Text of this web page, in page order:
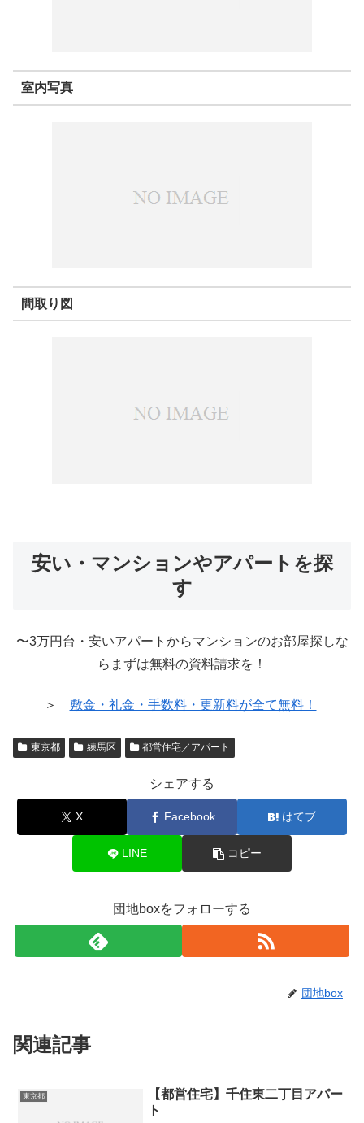
室内写真
間取り図
安い・マンションやアパートを探
す
〜3万円台・安いアパートからマンションのお部屋探しな
らまずは無料の資料請求を！
＞ 敷金・礼金・手数料・更新料が全て無料！
東京都 練馬区 都営住宅／アパート
シェアする
X Facebook はてブ
LINE コピー
団地boxをフォローする
団地box
関連記事
東京都
【都営住宅】千住東二丁目アパー
ト